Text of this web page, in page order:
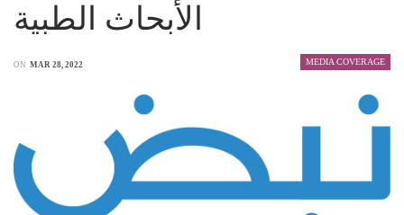
الأبحاث الطبية
MEDIA COVERAGE
ON MAR 28, 2022